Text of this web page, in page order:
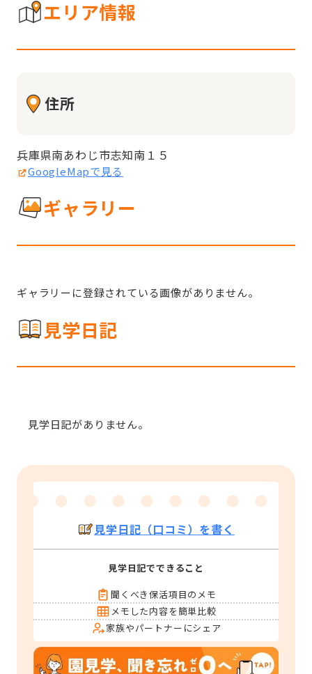
エリア情報
住所
兵庫県南あわじ市志知南１５
GoogleMapで見る
ギャラリー
ギャラリーに登録されている画像がありません。
見学日記
見学日記がありません。
見学日記（口コミ）を書く
見学日記でできること
聞くべき保活項目のメモ
メモした内容を簡単比較
家族やパートナーにシェア